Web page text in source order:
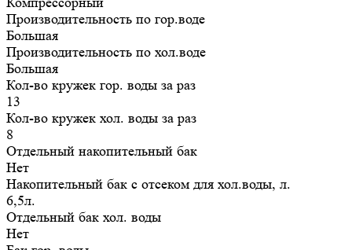
Производительность по гор.воде
Большая
Производительность по хол.воде
Большая
Кол-во кружек гор. воды за раз
13
Кол-во кружек хол. воды за раз
8
Отдельный накопительный бак
Нет
Накопительный бак с отсеком для хол.воды, л.
6,5л.
Отдельный бак хол. воды
Нет